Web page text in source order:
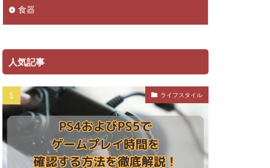
食器
人気記事
ライフスタイル